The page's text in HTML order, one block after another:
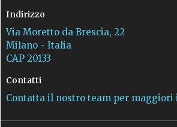
Indirizzo
Via Moretto da Brescia, 22
Milano - Italia
CAP 20133
Contatti
Contatta il nostro team per maggiori